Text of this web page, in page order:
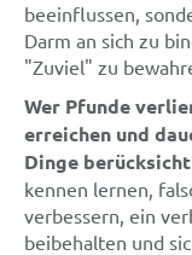
beeinflussen,
Darm an sich zu
"Zuviel" zu
Wer Pfunde
erreichen und
Dinge
kennen lernen,
verbessern, ein
beibehalten und